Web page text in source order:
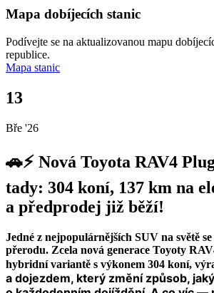
Mapa dobíjecích stanic
Podívejte se na aktualizovanou mapu
republice.
Mapa stanic
13
Bře '26
🚗⚡ Nová Toyota RAV4
tady: 304 koní, 137 km na
a předprodej již běží!
Jedné z nejpopulárnějších SUV na světě
přerodu. Zcela nová generace Toyoty
hybridní variantě s výkonem 304 koní,
a dojezdem, který změní způsob,